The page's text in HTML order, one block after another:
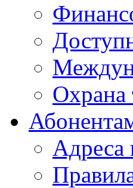
Охрана
Адреса